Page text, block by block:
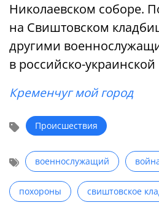
Николаевском соборе.
на Свиштовском
другими
в российско-
Кременчуг мой город
Происшествия
военнослужащий
похороны свиштовское